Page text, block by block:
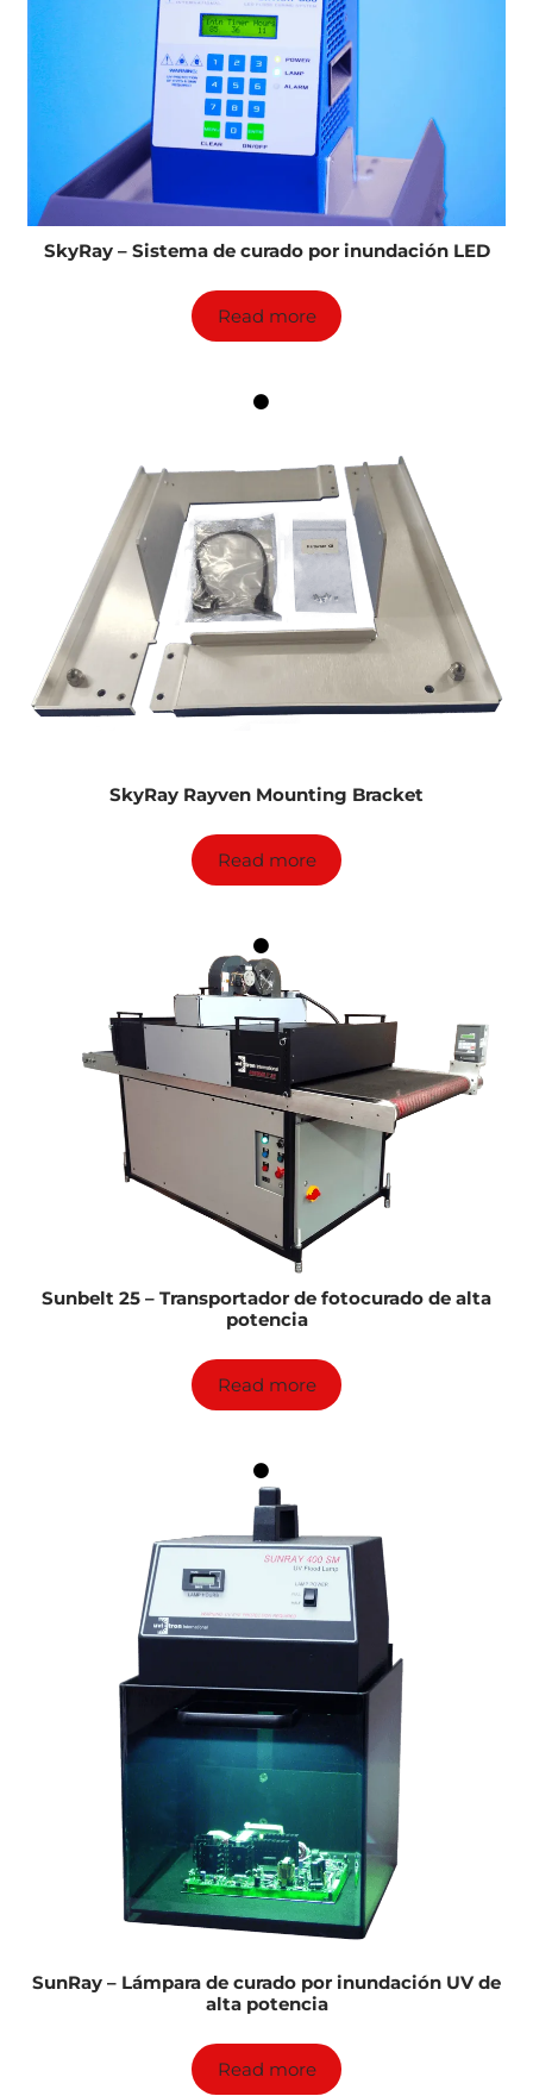
SkyRay – Sistema de curado por inundación LED
Read more
SkyRay Rayven Mounting Bracket
Read more
Sunbelt 25 – Transportador de fotocurado de alta
potencia
Read more
SunRay – Lámpara de curado por inundación UV de
alta potencia
Read more